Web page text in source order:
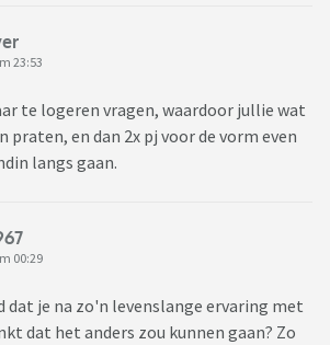
23:53
te logeren vragen, waardoor jullie wat
praten, en dan 2x pj voor de vorm even
langs gaan.
00:29
dat je na zo'n levenslange ervaring met
dat het anders zou kunnen gaan? Zo